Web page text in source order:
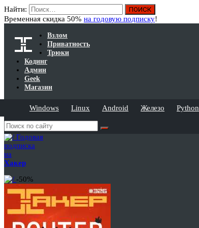
Найти:
Временная скидка 50% на годовую подписку!
Взлом
Приватность
Трюки
Кодинг
Админ
Geek
Магазин
Windows Linux Android Железо Python
Годовая
подписка
на
Хакер
-50%